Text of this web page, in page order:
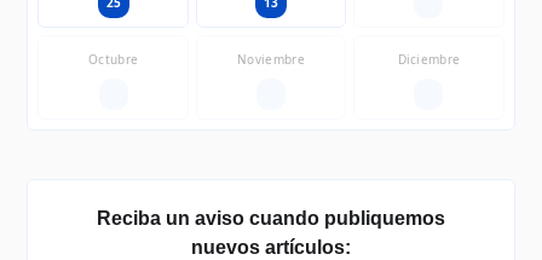
Octubre Noviembre Diciembre
Reciba un aviso cuando publiquemos
nuevos artículos: